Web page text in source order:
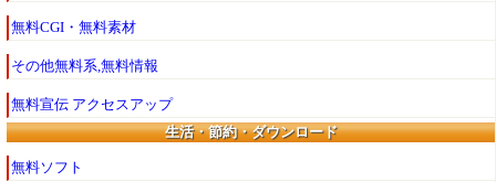
無料CGI・無料素材
その他無料系,無料情報
無料宣伝 アクセスアップ
生活・節約・ダウンロード
無料ソフト